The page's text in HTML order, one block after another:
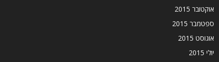
אוקטובר 2015
ספטמבר 2015
אוגוסט 2015
יולי 2015